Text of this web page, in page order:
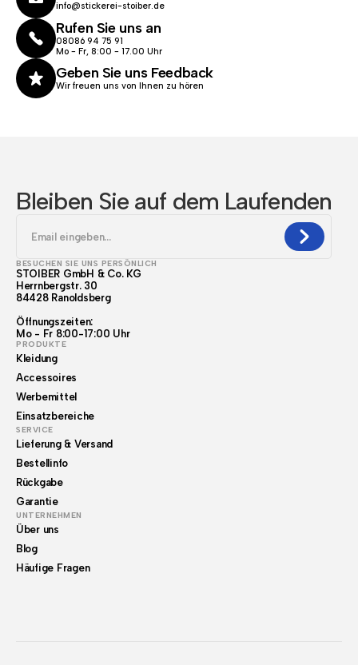
info@stickerei-stoiber.de
Rufen Sie uns an
08086 94 75 91
Mo - Fr, 8:00 - 17.00 Uhr
Geben Sie uns Feedback
Wir freuen uns von Ihnen zu hören
Bleiben Sie auf dem Laufenden
BESUCHEN SIE UNS PERSÖNLICH
STOIBER GmbH & Co. KG
Herrnbergstr. 30
84428 Ranoldsberg
Öffnungszeiten:
Mo - Fr 8:00-17:00 Uhr
PRODUKTE
Kleidung
Accessoires
Werbemittel
Einsatzbereiche
SERVICE
Lieferung & Versand
Bestellinfo
Rückgabe
Garantie
UNTERNEHMEN
Über uns
Blog
Häufige Fragen